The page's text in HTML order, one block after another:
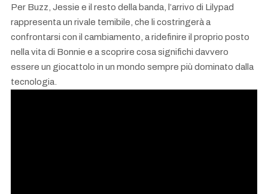
Per Buzz, Jessie e il resto della banda, l’arrivo di Lilypad
rappresenta un rivale temibile, che li costringerà a
confrontarsi con il cambiamento, a ridefinire il proprio posto
nella vita di Bonnie e a scoprire cosa significhi davvero
essere un giocattolo in un mondo sempre più dominato dalla
tecnologia.